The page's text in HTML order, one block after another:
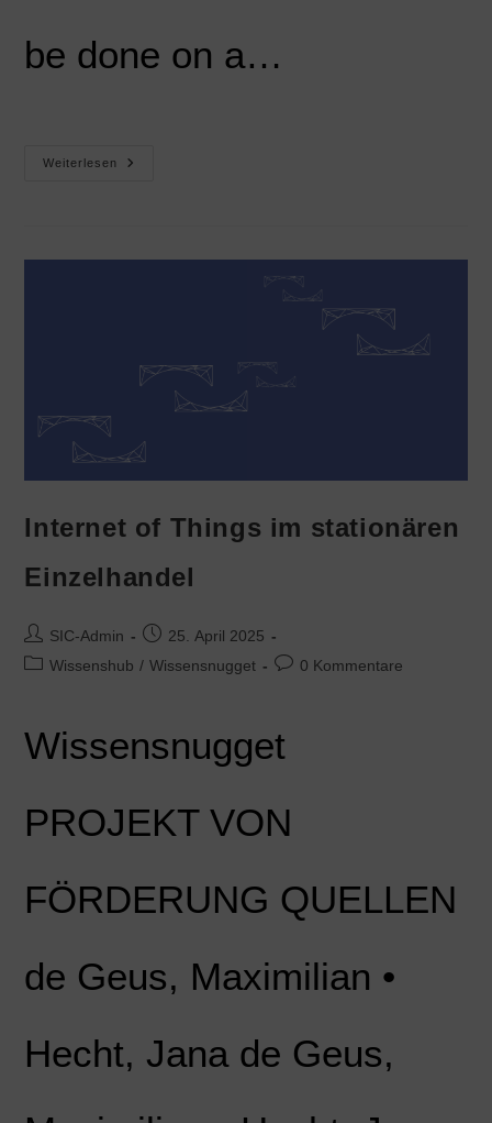
be done on a…
Weiterlesen
Internet of Things im stationären
Einzelhandel
SIC-Admin
25. April 2025
Wissenshub / Wissensnugget 0 Kommentare
Wissensnugget
PROJEKT VON
FÖRDERUNG QUELLEN
de Geus, Maximilian •
Hecht, Jana de Geus,